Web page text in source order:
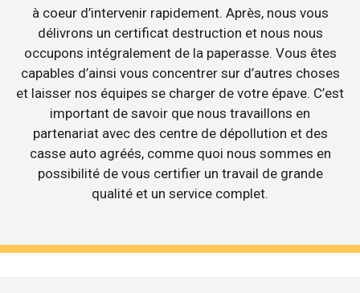
à coeur d’intervenir rapidement. Après, nous vous
délivrons un certificat destruction et nous nous
occupons intégralement de la paperasse. Vous êtes
capables d’ainsi vous concentrer sur d’autres choses
et laisser nos équipes se charger de votre épave. C’est
important de savoir que nous travaillons en
partenariat avec des centre de dépollution et des
casse auto agréés, comme quoi nous sommes en
possibilité de vous certifier un travail de grande
qualité et un service complet.